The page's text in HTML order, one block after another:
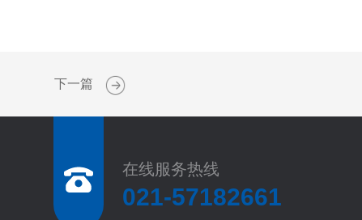
下一篇
在线服务热线
021-57182661